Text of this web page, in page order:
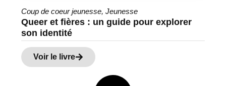
Coup de coeur jeunesse, Jeunesse
Queer et fières : un guide pour explorer
son identité
Voir le livre